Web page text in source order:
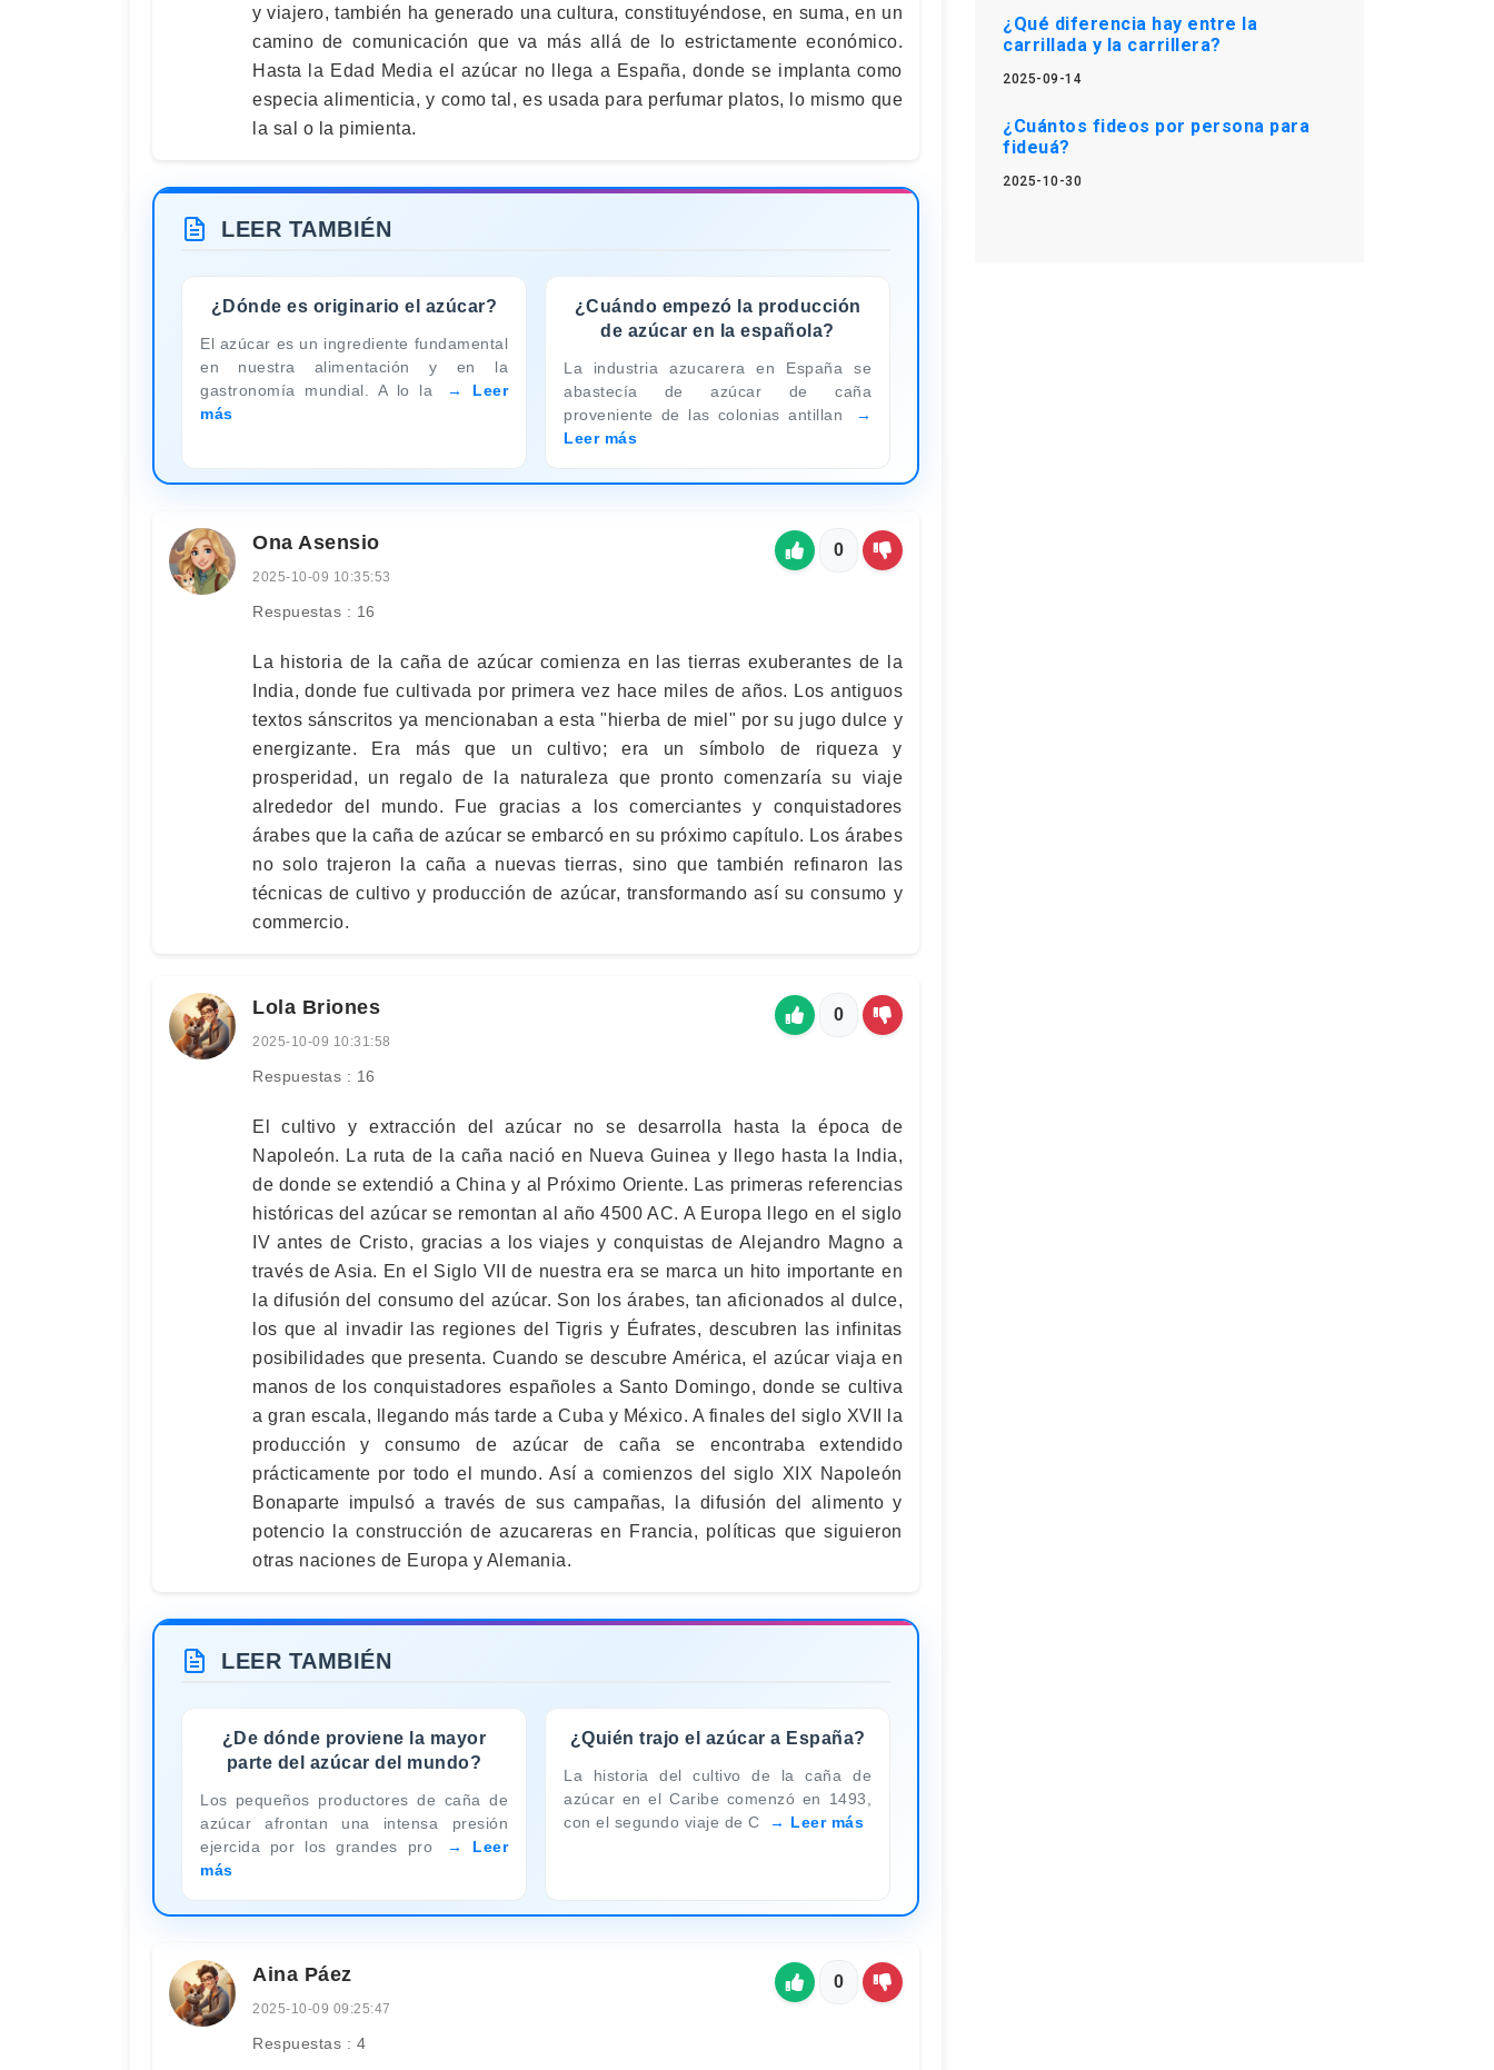
y viajero, también ha generado una cultura, constituyéndose, en suma, en un
camino de comunicación que va más allá de lo estrictamente económico.
Hasta la Edad Media el azúcar no llega a España, donde se implanta como
especia alimenticia, y como tal, es usada para perfumar platos, lo mismo que
la sal o la pimienta.
LEER TAMBIÉN
¿Dónde es originario el azúcar?
El azúcar es un ingrediente fundamental
en nuestra alimentación y en la
gastronomía mundial. A lo la
Leer
más
¿Cuándo empezó la producción
de azúcar en la española?
La industria azucarera en España se
abastecía de azúcar de caña
proveniente de las colonias antillan
Leer más
Ona Asensio
2025-10-09 10:35:53
Respuestas : 16
0
La historia de la caña de azúcar comienza en las tierras exuberantes de la
India, donde fue cultivada por primera vez hace miles de años. Los antiguos
textos sánscritos ya mencionaban a esta "hierba de miel" por su jugo dulce y
energizante. Era más que un cultivo; era un símbolo de riqueza y
prosperidad, un regalo de la naturaleza que pronto comenzaría su viaje
alrededor del mundo. Fue gracias a los comerciantes y conquistadores
árabes que la caña de azúcar se embarcó en su próximo capítulo. Los árabes
no solo trajeron la caña a nuevas tierras, sino que también refinaron las
técnicas de cultivo y producción de azúcar, transformando así su consumo y
commercio.
Lola Briones
2025-10-09 10:31:58
Respuestas : 16
0
El cultivo y extracción del azúcar no se desarrolla hasta la época de
Napoleón. La ruta de la caña nació en Nueva Guinea y llego hasta la India,
de donde se extendió a China y al Próximo Oriente. Las primeras referencias
históricas del azúcar se remontan al año 4500 AC. A Europa llego en el siglo
IV antes de Cristo, gracias a los viajes y conquistas de Alejandro Magno a
través de Asia. En el Siglo VII de nuestra era se marca un hito importante en
la difusión del consumo del azúcar. Son los árabes, tan aficionados al dulce,
los que al invadir las regiones del Tigris y Éufrates, descubren las infinitas
posibilidades que presenta. Cuando se descubre América, el azúcar viaja en
manos de los conquistadores españoles a Santo Domingo, donde se cultiva
a gran escala, llegando más tarde a Cuba y México. A finales del siglo XVII la
producción y consumo de azúcar de caña se encontraba extendido
prácticamente por todo el mundo. Así a comienzos del siglo XIX Napoleón
Bonaparte impulsó a través de sus campañas, la difusión del alimento y
potencio la construcción de azucareras en Francia, políticas que siguieron
otras naciones de Europa y Alemania.
LEER TAMBIÉN
¿De dónde proviene la mayor
parte del azúcar del mundo?
Los pequeños productores de caña de
azúcar afrontan una intensa presión
ejercida por los grandes pro
Leer
más
¿Quién trajo el azúcar a España?
La historia del cultivo de la caña de
azúcar en el Caribe comenzó en 1493,
con el segundo viaje de C
Leer más
Aina Páez
2025-10-09 09:25:47
Respuestas : 4
0
¿Qué diferencia hay entre la
carrillada y la carrillera?
2025-09-14
¿Cuántos fideos por persona para
fideuá?
2025-10-30